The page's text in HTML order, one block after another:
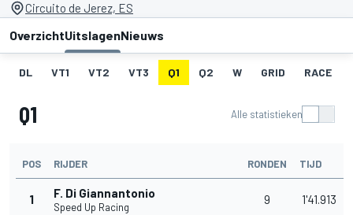
Circuito de Jerez, ES
OverzichtUitslagenNieuws
DL VT1 VT2 VT3 Q1 Q2 W GRID RACE
Q1 Alle statistieken
POS RIJDER RONDEN TIJD
1 F. Di Giannantonio
Speed Up Racing
9 1'41.913